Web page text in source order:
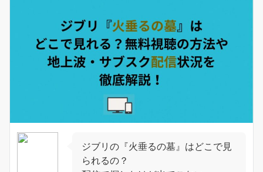
ジブリの『火垂るの墓』はどこで見
られるの？